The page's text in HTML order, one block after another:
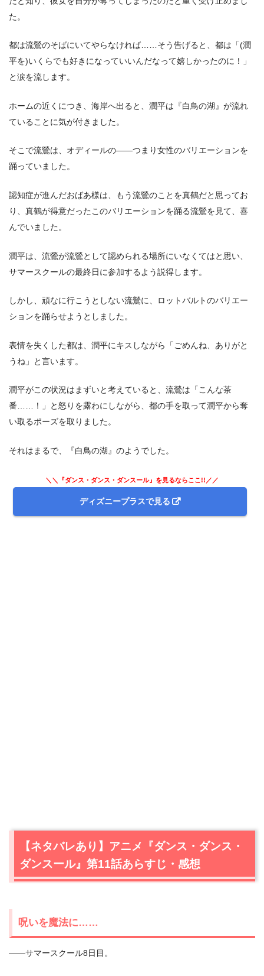
た。
都は流鶯のそばにいてやらなければ……そう告げると、都は「(潤
平を)いくらでも好きになっていいんだなって嬉しかったのに！」
と涙を流します。
ホームの近くにつき、海岸へ出ると、潤平は『白鳥の湖』が流れ
ていることに気が付きました。
そこで流鶯は、オディールの――つまり女性のバリエーションを
踊っていました。
認知症が進んだおばあ様は、もう流鶯のことを真鶴だと思ってお
り、真鶴が得意だったこのバリエーションを踊る流鶯を見て、喜
んでいました。
潤平は、流鶯が流鶯として認められる場所にいなくてはと思い、
サマースクールの最終日に参加するよう説得します。
しかし、頑なに行こうとしない流鶯に、ロットバルトのバリエー
ションを踊らせようとしました。
表情を失くした都は、潤平にキスしながら「ごめんね、ありがと
うね」と言います。
潤平がこの状況はまずいと考えていると、流鶯は「こんな茶
番……！」と怒りを露わにしながら、都の手を取って潤平から奪
い取るポーズを取りました。
それはまるで、『白鳥の湖』のようでした。
＼＼『ダンス・ダンス・ダンスール』を見るならここ!!／／
ディズニープラスで見る
【ネタバレあり】アニメ『ダンス・ダンス・
ダンスール』第11話あらすじ・感想
呪いを魔法に……
――サマースクール8日目。